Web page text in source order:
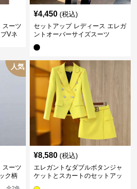
スーツ
Vネ
¥4,450 (税込)
セットアップ レディース エレガ
ントオーバーサイズスーツ
人気
スーツ
ク柄
¥8,580 (税込)
エレガントなダブルボタンジャ
ケットとスカートのセットアッ